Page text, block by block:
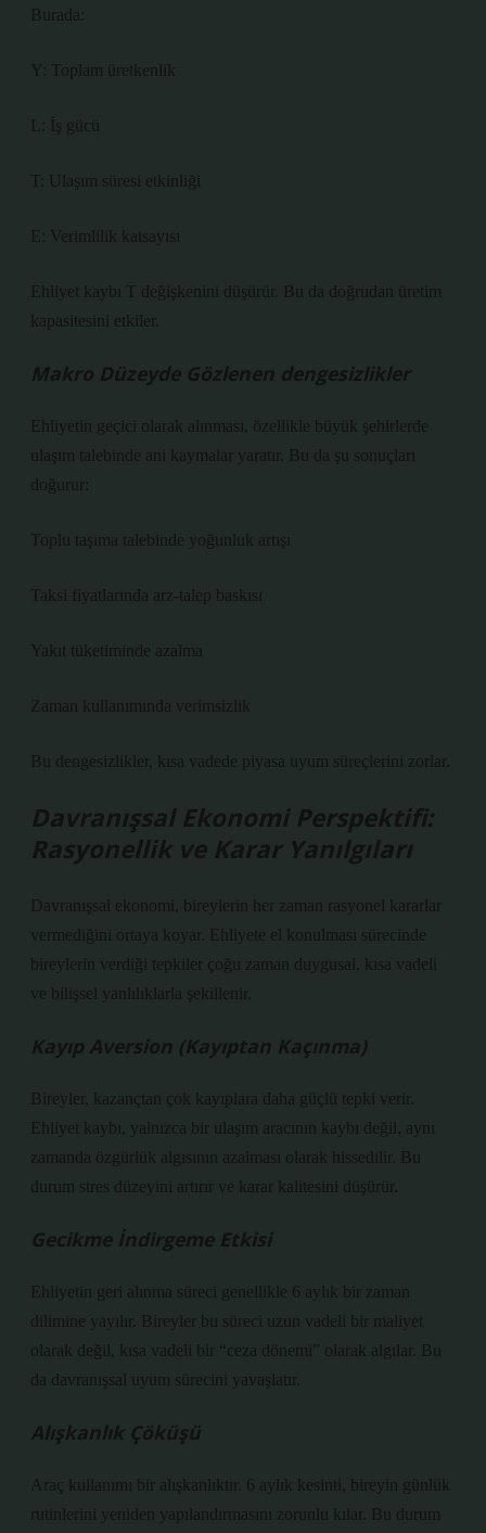
Burada:
Y: Toplam üretkenlik
L: İş gücü
T: Ulaşım süresi etkinliği
E: Verimlilik katsayısı
Ehliyet kaybı T değişkenini düşürür. Bu da doğrudan üretim
kapasitesini etkiler.
Makro Düzeyde Gözlenen dengesizlikler
Ehliyetin geçici olarak alınması, özellikle büyük şehirlerde
ulaşım talebinde ani kaymalar yaratır. Bu da şu sonuçları
doğurur:
Toplu taşıma talebinde yoğunluk artışı
Taksi fiyatlarında arz-talep baskısı
Yakıt tüketiminde azalma
Zaman kullanımında verimsizlik
Bu dengesizlikler , kısa vadede piyasa uyum süreçlerini zorlar.
Davranışsal Ekonomi Perspektifi:
Rasyonellik ve Karar Yanılgıları
Davranışsal ekonomi, bireylerin her zaman rasyonel kararlar
vermediğini ortaya koyar. Ehliyete el konulması sürecinde
bireylerin verdiği tepkiler çoğu zaman duygusal, kısa vadeli
ve bilişsel yanlılıklarla şekillenir.
Kayıp Aversion (Kayıptan Kaçınma)
Bireyler, kazançtan çok kayıplara daha güçlü tepki verir.
Ehliyet kaybı, yalnızca bir ulaşım aracının kaybı değil, aynı
zamanda özgürlük algısının azalması olarak hissedilir. Bu
durum stres düzeyini artırır ve karar kalitesini düşürür.
Gecikme İndirgeme Etkisi
Ehliyetin geri alınma süreci genellikle 6 aylık bir zaman
dilimine yayılır. Bireyler bu süreci uzun vadeli bir maliyet
olarak değil, kısa vadeli bir “ceza dönemi” olarak algılar. Bu
da davranışsal uyum sürecini yavaşlatır.
Alışkanlık Çöküşü
Araç kullanımı bir alışkanlıktır. 6 aylık kesinti, bireyin günlük
rutinlerini yeniden yapılandırmasını zorunlu kılar. Bu durum